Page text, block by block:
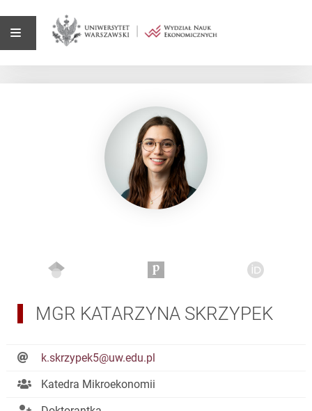
MGR KATARZYNA SKRZYPEK
k.skrzypek5@uw.edu.pl
Katedra Mikroekonomii